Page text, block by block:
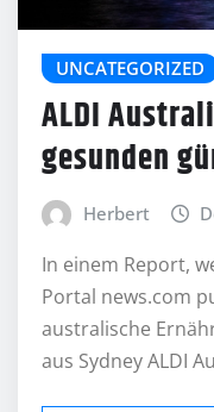
UNCATEGORIZED
ALDI
gesunden
Herbert
In einem Report,
Portal news.com
australische
aus Sydney ALDI